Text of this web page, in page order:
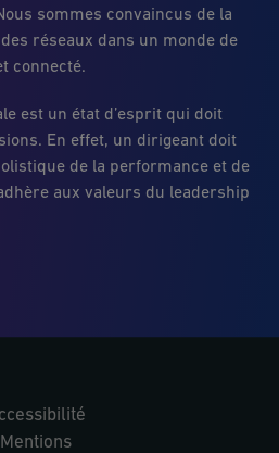
sommes convaincus de la
réseaux dans un monde de
connecté.
est un état d’esprit qui doit
En effet, un dirigeant doit
de la performance et de
aux valeurs du leadership
Mentions